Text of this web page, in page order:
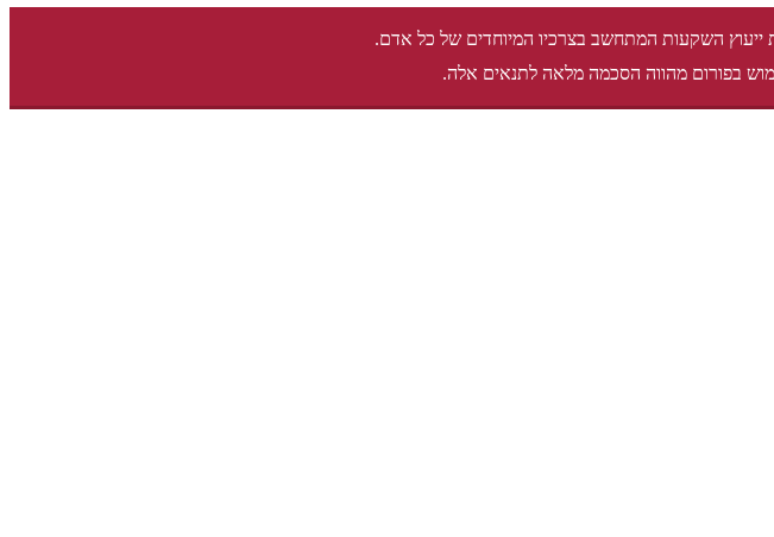
ייעוץ השקעות המתחשב בצרכיו המיוחדים של כל אדם.
בפורום מהווה הסכמה מלאה לתנאים אלה.